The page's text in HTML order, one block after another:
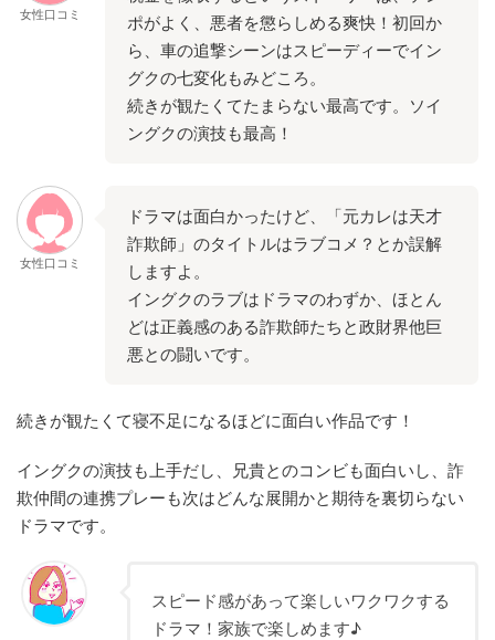
女性口コミ
ポがよく、悪者を懲らしめる爽快！初回か
ら、車の追撃シーンはスピーディーでイン
グクの七変化もみどころ。
続きが観たくてたまらない最高です。ソイ
ングクの演技も最高！
女性口コミ
ドラマは面白かったけど、「元カレは天才
詐欺師」のタイトルはラブコメ？とか誤解
しますよ。
イングクのラブはドラマのわずか、ほとん
どは正義感のある詐欺師たちと政財界他巨
悪との闘いです。
続きが観たくて寝不足になるほどに面白い作品です！
イングクの演技も上手だし、兄貴とのコンビも面白いし、詐
欺仲間の連携プレーも次はどんな展開かと期待を裏切らない
ドラマです。
スピード感があって楽しいワクワクする
ドラマ！家族で楽しめます♪